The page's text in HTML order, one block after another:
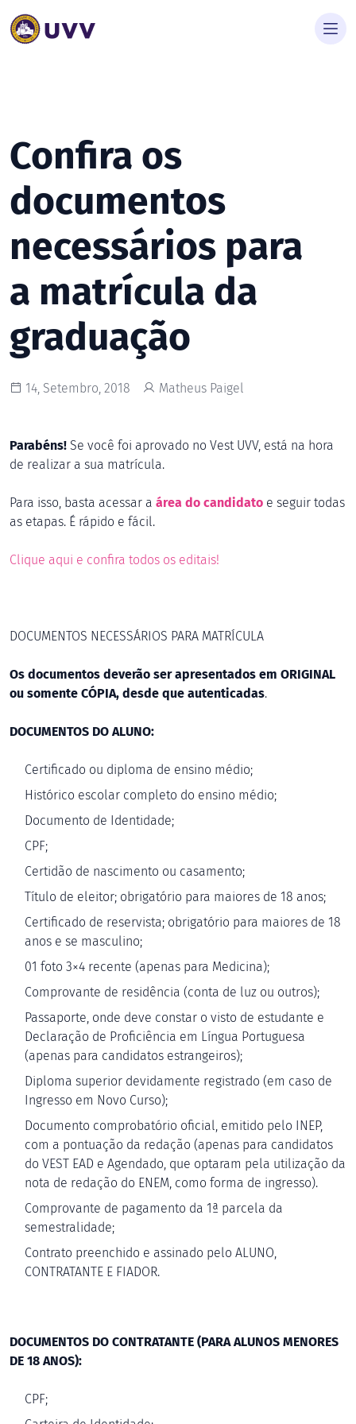
Confira os
documentos
necessários para
a matrícula da
graduação
14, Setembro, 2018 Matheus Paigel
Parabéns! Se você foi aprovado no Vest UVV, está na hora
de realizar a sua matrícula.
Para isso, basta acessar a área do candidato e seguir todas
as etapas. É rápido e fácil.
Clique aqui e confira todos os editais!
DOCUMENTOS NECESSÁRIOS PARA MATRÍCULA
Os documentos deverão ser apresentados em ORIGINAL
ou somente CÓPIA, desde que autenticadas.
DOCUMENTOS DO ALUNO:
Certificado ou diploma de ensino médio;
Histórico escolar completo do ensino médio;
Documento de Identidade;
CPF;
Certidão de nascimento ou casamento;
Título de eleitor; obrigatório para maiores de 18 anos;
Certificado de reservista; obrigatório para maiores de 18
anos e se masculino;
01 foto 3×4 recente (apenas para Medicina);
Comprovante de residência (conta de luz ou outros);
Passaporte, onde deve constar o visto de estudante e
Declaração de Proficiência em Língua Portuguesa
(apenas para candidatos estrangeiros);
Diploma superior devidamente registrado (em caso de
Ingresso em Novo Curso);
Documento comprobatório oficial, emitido pelo INEP,
com a pontuação da redação (apenas para candidatos
do VEST EAD e Agendado, que optaram pela utilização da
nota de redação do ENEM, como forma de ingresso).
Comprovante de pagamento da 1ª parcela da
semestralidade;
Contrato preenchido e assinado pelo ALUNO,
CONTRATANTE E FIADOR.
DOCUMENTOS DO CONTRATANTE (PARA ALUNOS MENORES
DE 18 ANOS):
CPF;